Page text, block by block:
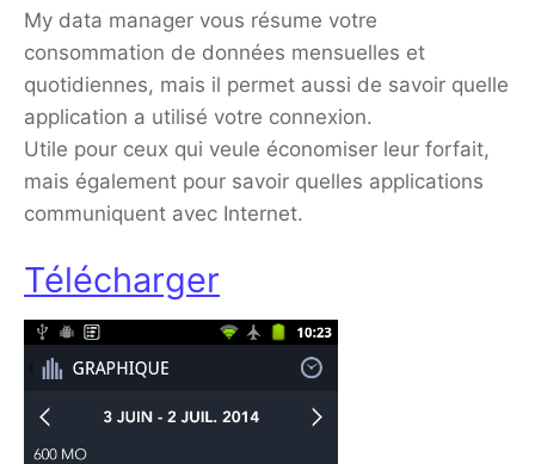
My data manager vous résume votre
consommation de données mensuelles et
quotidiennes, mais il permet aussi de savoir quelle
application a utilisé votre connexion.
Utile pour ceux qui veule économiser leur forfait,
mais également pour savoir quelles applications
communiquent avec Internet.
Télécharger